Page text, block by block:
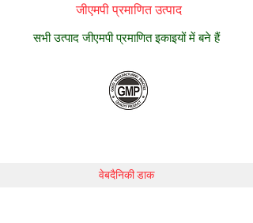
जीएमपी प्रमाणित उत्पाद
सभी उत्पाद जीएमपी प्रमाणित इकाइयों में बने हैं
वेबदैनिकी डाक